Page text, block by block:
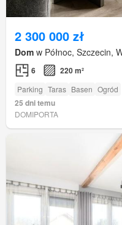
2 300 000 zł
Dom w Północ, Szczecin,
6 220 m²
Parking Taras Basen Ogród
25 dni temu
DOMIPORTA